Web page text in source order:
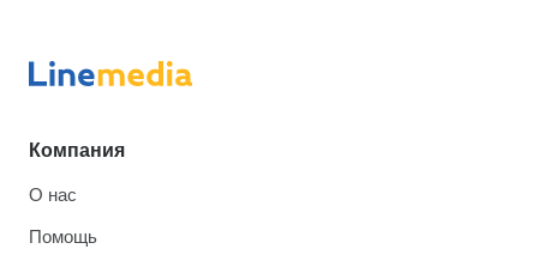
Компания
О нас
Помощь